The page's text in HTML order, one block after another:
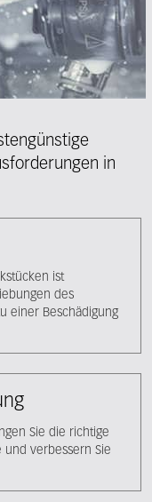
in
ist
des
einer Beschädigung
Sie die richtige
und verbessern Sie